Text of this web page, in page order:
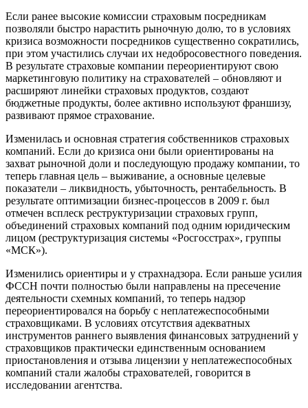
Если ранее высокие комиссии страховым посредникам
позволяли быстро нарастить рыночную долю, то в условиях
кризиса возможности посредников существенно сократились,
при этом участились случаи их недобросовестного поведения.
В результате страховые компании переориентируют свою
маркетинговую политику на страхователей – обновляют и
расширяют линейки страховых продуктов, создают
бюджетные продукты, более активно используют франшизу,
развивают прямое страхование.
Изменилась и основная стратегия собственников страховых
компаний. Если до кризиса они были ориентированы на
захват рыночной доли и последующую продажу компании, то
теперь главная цель – выживание, а основные целевые
показатели – ликвидность, убыточность, рентабельность. В
результате оптимизации бизнес-процессов в 2009 г. был
отмечен всплеск реструктуризации страховых групп,
объединений страховых компаний под одним юридическим
лицом (реструктуризация системы «Росгосстрах», группы
«МСК»).
Изменились ориентиры и у страхнадзора. Если раньше усилия
ФССН почти полностью были направлены на пресечение
деятельности схемных компаний, то теперь надзор
переориентировался на борьбу с неплатежеспособными
страховщиками. В условиях отсутствия адекватных
инструментов раннего выявления финансовых затруднений у
страховщиков практически единственным основанием
приостановления и отзыва лицензии у неплатежеспособных
компаний стали жалобы страхователей, говорится в
исследовании агентства.